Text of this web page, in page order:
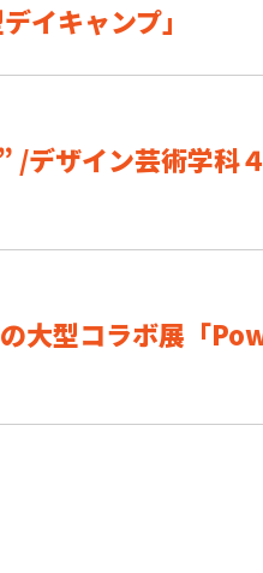
イキャンプ」
/デザイン芸術学科
の大型コラボ展「